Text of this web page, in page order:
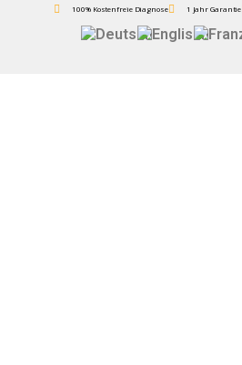
100% Kostenfreie Diagnose 1 Jahr Garantie